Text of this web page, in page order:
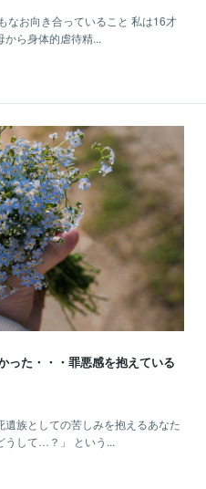
なお向き合っていること 私は16才
から身体的虐待精...
た・・・罪悪感を抱えている
族としての苦しみを抱えるあなた
うして…？」 という...